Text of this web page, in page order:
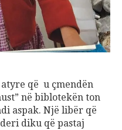
që u çmendën
në biblotekën ton
aspak. Një libër që
diku që pastaj